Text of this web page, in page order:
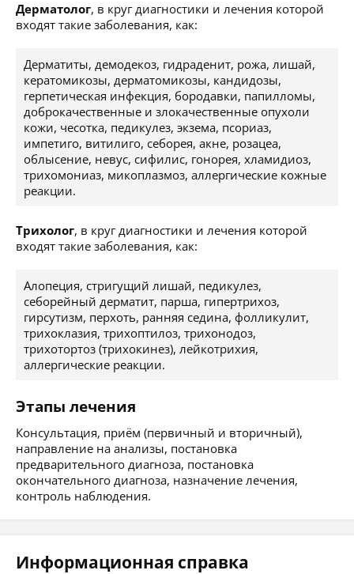
Дерматолог, в круг диагностики и лечения которой
входят такие заболевания, как:
Дерматиты, демодекоз, гидраденит, рожа, лишай,
кератомикозы, дерматомикозы, кандидозы,
герпетическая инфекция, бородавки, папилломы,
доброкачественные и злокачественные опухоли
кожи, чесотка, педикулез, экзема, псориаз,
импетиго, витилиго, себорея, акне, розацеа,
облысение, невус, сифилис, гонорея, хламидиоз,
трихомониаз, микоплазмоз, аллергические кожные
реакции.
Трихолог, в круг диагностики и лечения которой
входят такие заболевания, как:
Алопеция, стригущий лишай, педикулез,
себорейный дерматит, парша, гипертрихоз,
гирсутизм, перхоть, ранняя седина, фолликулит,
трихоклазия, трихоптилоз, трихонодоз,
трихотортоз (трихокинез), лейкотрихия,
аллергические реакции.
Этапы лечения
Консультация, приём (первичный и вторичный),
направление на анализы, постановка
предварительного диагноза, постановка
окончательного диагноза, назначение лечения,
контроль наблюдения.
Информационная справка